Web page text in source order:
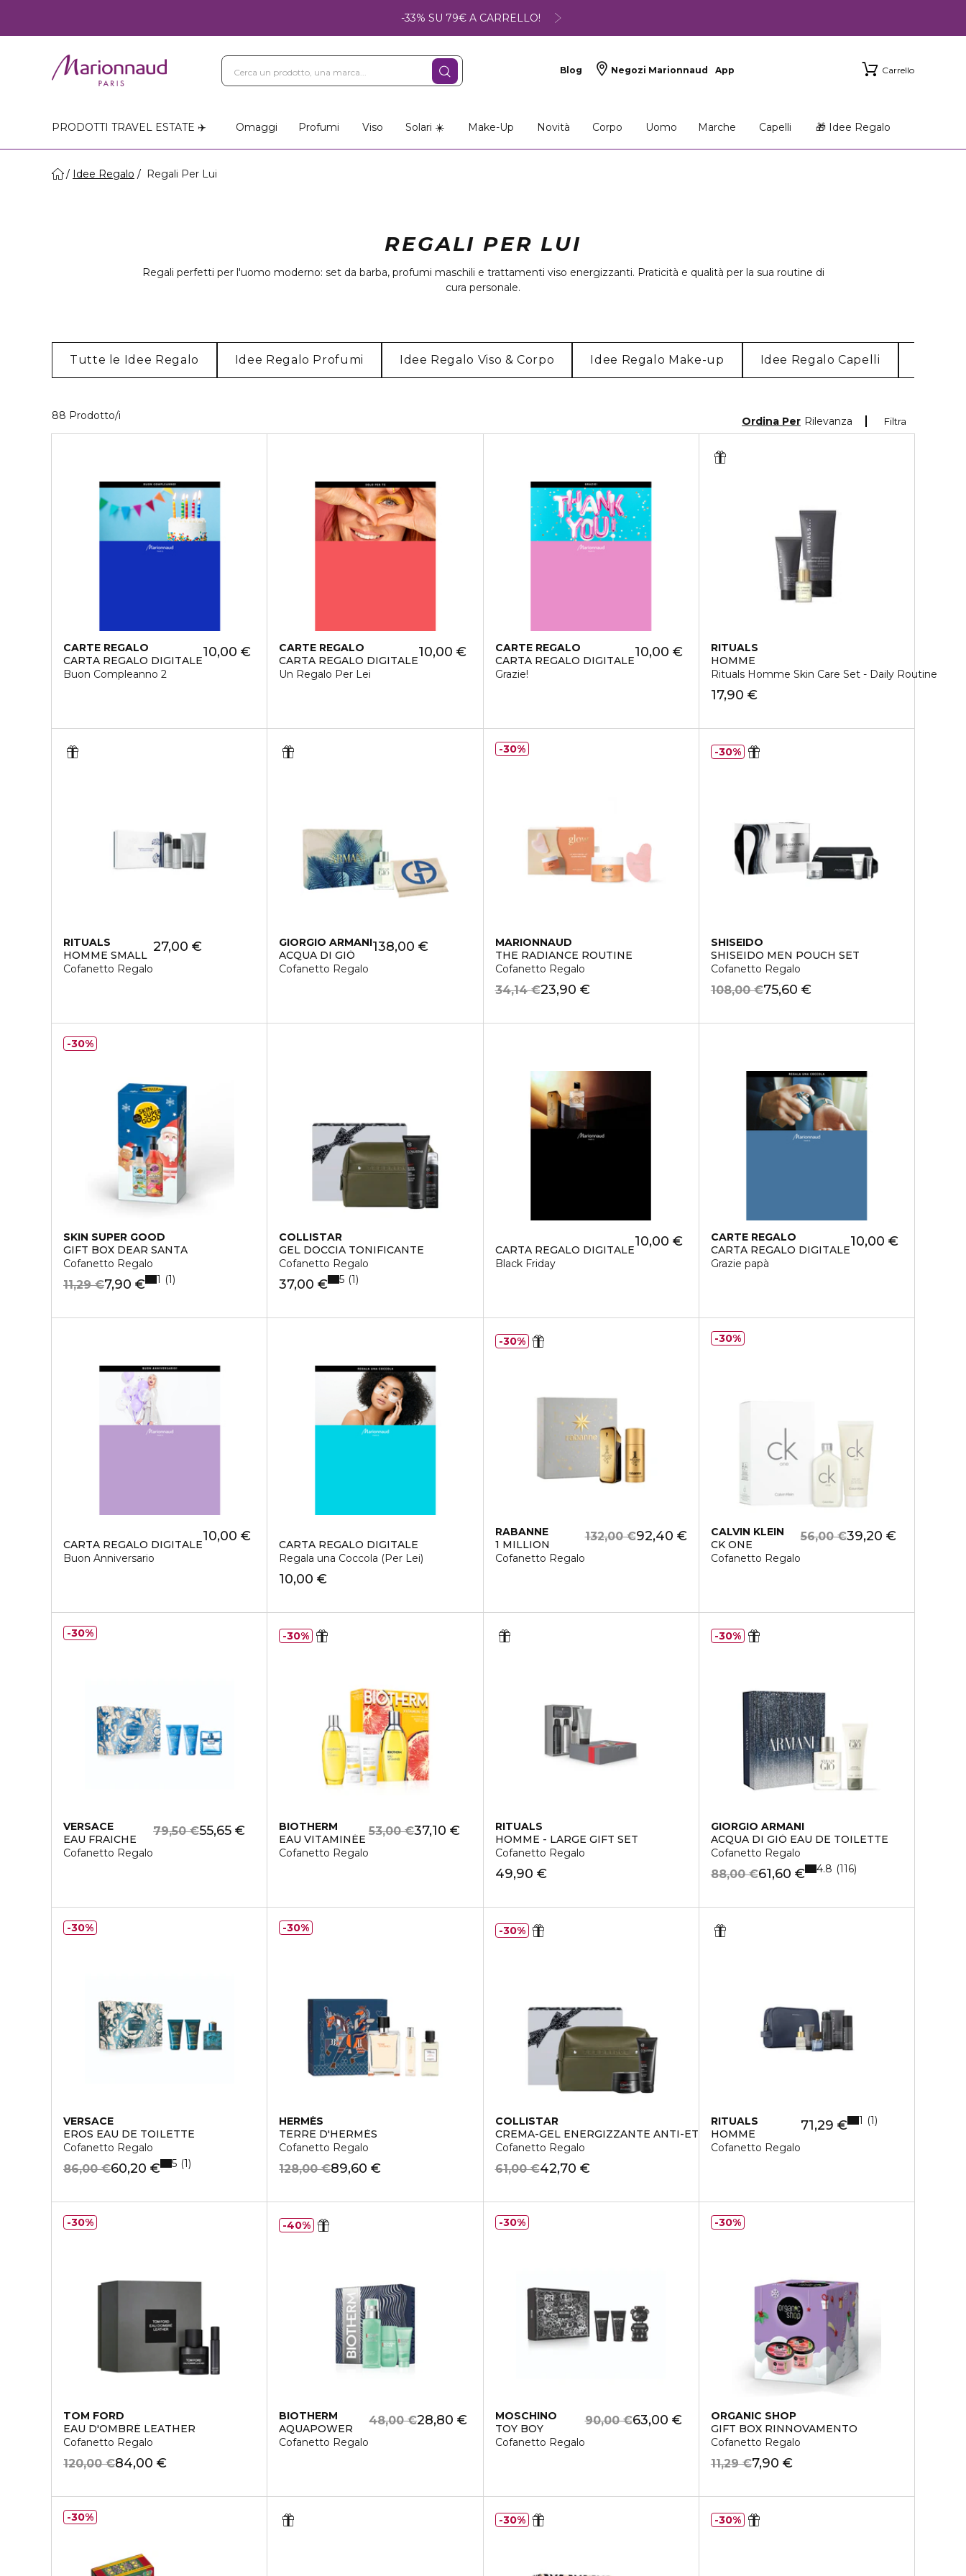
-33% SU 79€ A CARRELLO!
Blog Negozi Marionnaud App Carrello
PRODOTTI TRAVEL ESTATE ✈️ Omaggi Profumi Viso Solari ☀️ Make-Up Novità Corpo Uomo Marche Capelli 🎁 Idee Regalo
Idee Regalo Regali Per Lui
REGALI PER LUI
Regali perfetti per l'uomo moderno: set da barba, profumi maschili e trattamenti viso energizzanti. Praticità e qualità per la sua routine di
cura personale.
Tutte le Idee Regalo Idee Regalo Profumi Idee Regalo Viso & Corpo Idee Regalo Make-up Idee Regalo Capelli
88 Prodotto/i Filtra
Ordina Per Rilevanza
CARTE REGALO
CARTA REGALO DIGITALE
Buon Compleanno 2
10,00 €
CARTE REGALO
CARTA REGALO DIGITALE
Un Regalo Per Lei
10,00 €
CARTE REGALO
CARTA REGALO DIGITALE
Grazie!
10,00 €
RITUALS
HOMME
Rituals Homme Skin Care Set - Daily Routine
17,90 €
RITUALS
HOMME SMALL
Cofanetto Regalo
27,00 €
GIORGIO ARMANI
ACQUA DI GIÒ
Cofanetto Regalo
138,00 €
MARIONNAUD
THE RADIANCE ROUTINE
Cofanetto Regalo
23,90 €
34,14 €
30%
SHISEIDO
SHISEIDO MEN POUCH SET
Cofanetto Regalo
75,60 €
108,00 €
30%
SKIN SUPER GOOD
GIFT BOX DEAR SANTA
Cofanetto Regalo
7,90 €
11,29 € 1 1
30%
COLLISTAR
GEL DOCCIA TONIFICANTE
Cofanetto Regalo
37,00 € 5 1
CARTA REGALO DIGITALE
Black Friday
10,00 €
CARTE REGALO
CARTA REGALO DIGITALE
Grazie papà
10,00 €
CARTA REGALO DIGITALE
Buon Anniversario
10,00 €
CARTA REGALO DIGITALE
Regala una Coccola (Per Lei)
10,00 €
RABANNE
1 MILLION
Cofanetto Regalo
92,40 €
132,00 €
30%
CALVIN KLEIN
CK ONE
Cofanetto Regalo
39,20 €
56,00 €
30%
VERSACE
EAU FRAICHE
Cofanetto Regalo
55,65 €
79,50 €
30%
BIOTHERM
EAU VITAMINÉE
Cofanetto Regalo
37,10 €
53,00 €
30%
RITUALS
HOMME - LARGE GIFT SET
Cofanetto Regalo
49,90 €
GIORGIO ARMANI
ACQUA DI GIÒ EAU DE TOILETTE
Cofanetto Regalo
61,60 €
88,00 € 4.8 116
30%
VERSACE
EROS EAU DE TOILETTE
Cofanetto Regalo
60,20 €
86,00 € 5 1
30%
HERMÈS
TERRE D'HERMÈS
Cofanetto Regalo
89,60 €
128,00 €
30%
COLLISTAR
CREMA-GEL ENERGIZZANTE ANTI-ETÀ
Cofanetto Regalo
42,70 €
61,00 €
30%
RITUALS
HOMME
Cofanetto Regalo
71,29 € 1 1
TOM FORD
EAU D'OMBRÉ LEATHER
Cofanetto Regalo
84,00 €
120,00 €
30%
BIOTHERM
AQUAPOWER
Cofanetto Regalo
28,80 €
48,00 €
40%
MOSCHINO
TOY BOY
Cofanetto Regalo
63,00 €
90,00 €
30%
ORGANIC SHOP
GIFT BOX RINNOVAMENTO
Cofanetto Regalo
7,90 €
11,29 €
30%
30% 30% 30%